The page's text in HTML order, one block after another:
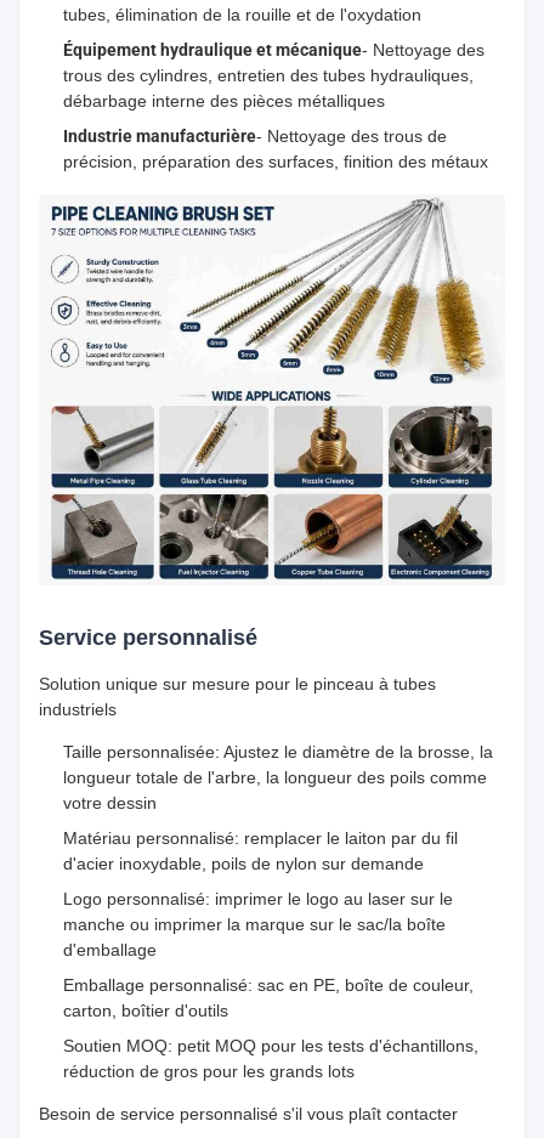
tubes, élimination de la rouille et de l'oxydation
Équipement hydraulique et mécanique- Nettoyage des
trous des cylindres, entretien des tubes hydrauliques,
débarbage interne des pièces métalliques
Industrie manufacturière- Nettoyage des trous de
précision, préparation des surfaces, finition des métaux
Service personnalisé
Solution unique sur mesure pour le pinceau à tubes
industriels
Taille personnalisée: Ajustez le diamètre de la brosse, la
longueur totale de l'arbre, la longueur des poils comme
votre dessin
Matériau personnalisé: remplacer le laiton par du fil
d'acier inoxydable, poils de nylon sur demande
Logo personnalisé: imprimer le logo au laser sur le
manche ou imprimer la marque sur le sac/la boîte
d'emballage
Emballage personnalisé: sac en PE, boîte de couleur,
carton, boîtier d'outils
Soutien MOQ: petit MOQ pour les tests d'échantillons,
réduction de gros pour les grands lots
Besoin de service personnalisé s'il vous plaît contacter